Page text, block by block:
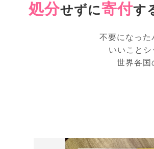
処分せずに寄付す
不要になった
いいこと
世界各国